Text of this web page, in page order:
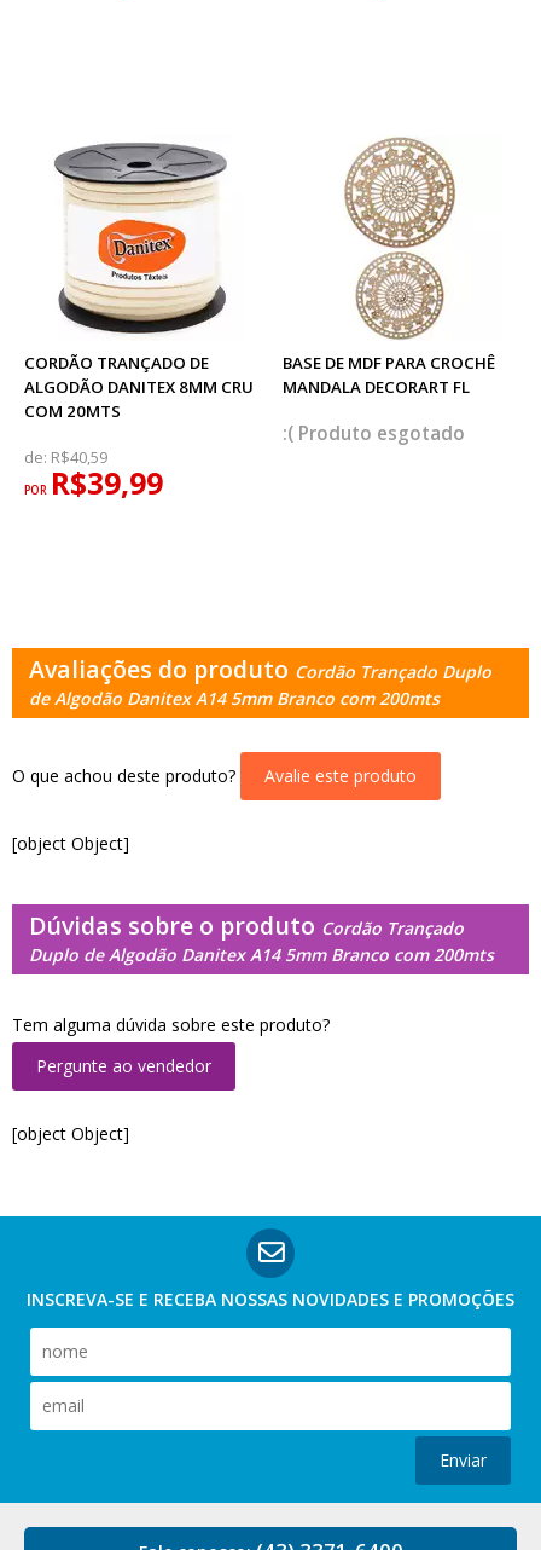
CORDÃO TRANÇADO DE
ALGODÃO DANITEX 8MM CRU
COM 20MTS
de: R$40,59
POR R$39,99
BASE DE MDF PARA CROCHÊ
MANDALA DECORART FL
esgotado
Avaliações do produto Cordão Trançado Duplo
de Algodão Danitex A14 5mm Branco com 200mts
O que achou deste produto? Avalie este produto
[object Object]
Dúvidas sobre o produto Cordão Trançado
Duplo de Algodão Danitex A14 5mm Branco com 200mts
Tem alguma dúvida sobre este produto?
Pergunte ao vendedor
[object Object]
INSCREVA-SE E RECEBA NOSSAS NOVIDADES E PROMOÇÕES
Enviar